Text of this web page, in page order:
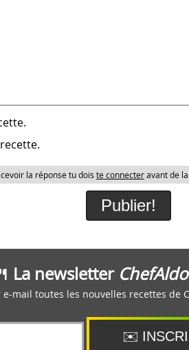
la réponse tu dois te connecteravant de
La newsletter ChefAldo
e-mail toutes les nouvelles recettes de